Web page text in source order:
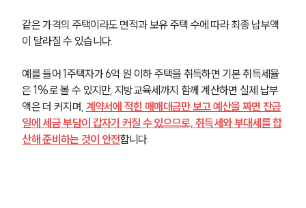
같은 가격의 주택이라도 면적과 보유 주택 수에 따라 최종 납부액
이 달라질 수 있습니다.
예를 들어 1주택자가 6억 원 이하 주택을 취득하면 기본 취득세율
은 1%로 볼 수 있지만, 지방교육세까지 함께 계산하면 실제 납부
액은 더 커지며, 계약서에 적힌 매매대금만 보고 예산을 짜면 잔금
일에 세금 부담이 갑자기 커질 수 있으므로, 취득세와 부대세를 합
산해 준비하는 것이 안전합니다.